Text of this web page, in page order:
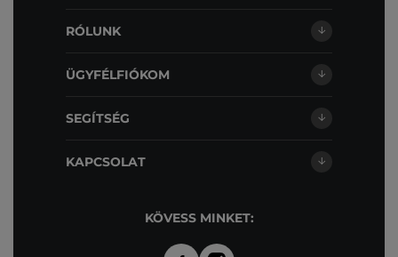
RÓLUNK
ÜGYFÉLFIÓKOM
SEGÍTSÉG
KAPCSOLAT
KÖVESS MINKET: